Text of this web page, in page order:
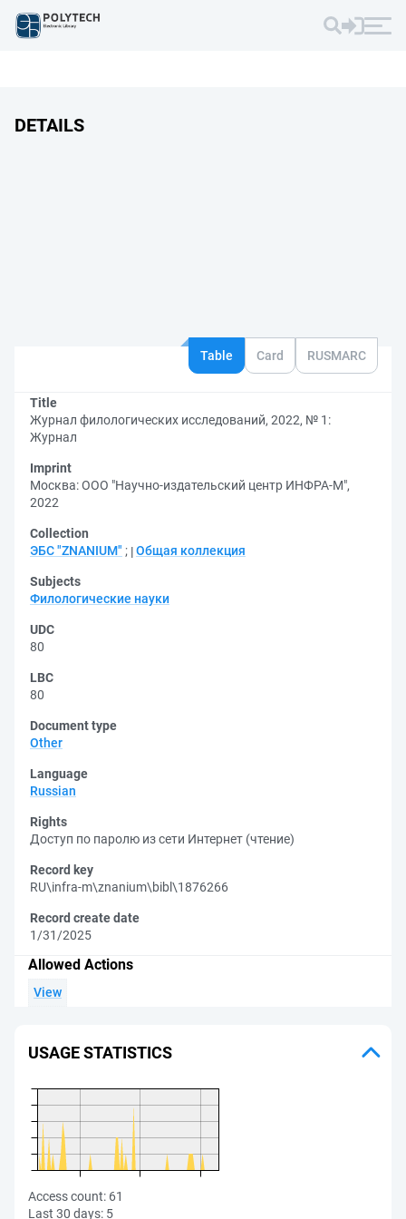
DETAILS
Table Card RUSMARC
Title
Журнал филологических исследований, 2022, № 1:
Журнал
Imprint
Москва: ООО "Научно-издательский центр ИНФРА-М",
2022
Collection
ЭБС "ZNANIUM" ; Общая коллекция
Subjects
Филологические науки
UDC
80
LBC
80
Document type
Other
Language
Russian
Rights
Доступ по паролю из сети Интернет (чтение)
Record key
RU\infra-m\znanium\bibl\1876266
Record create date
1/31/2025
Allowed Actions
View
USAGE STATISTICS
Access count: 61
Last 30 days: 5